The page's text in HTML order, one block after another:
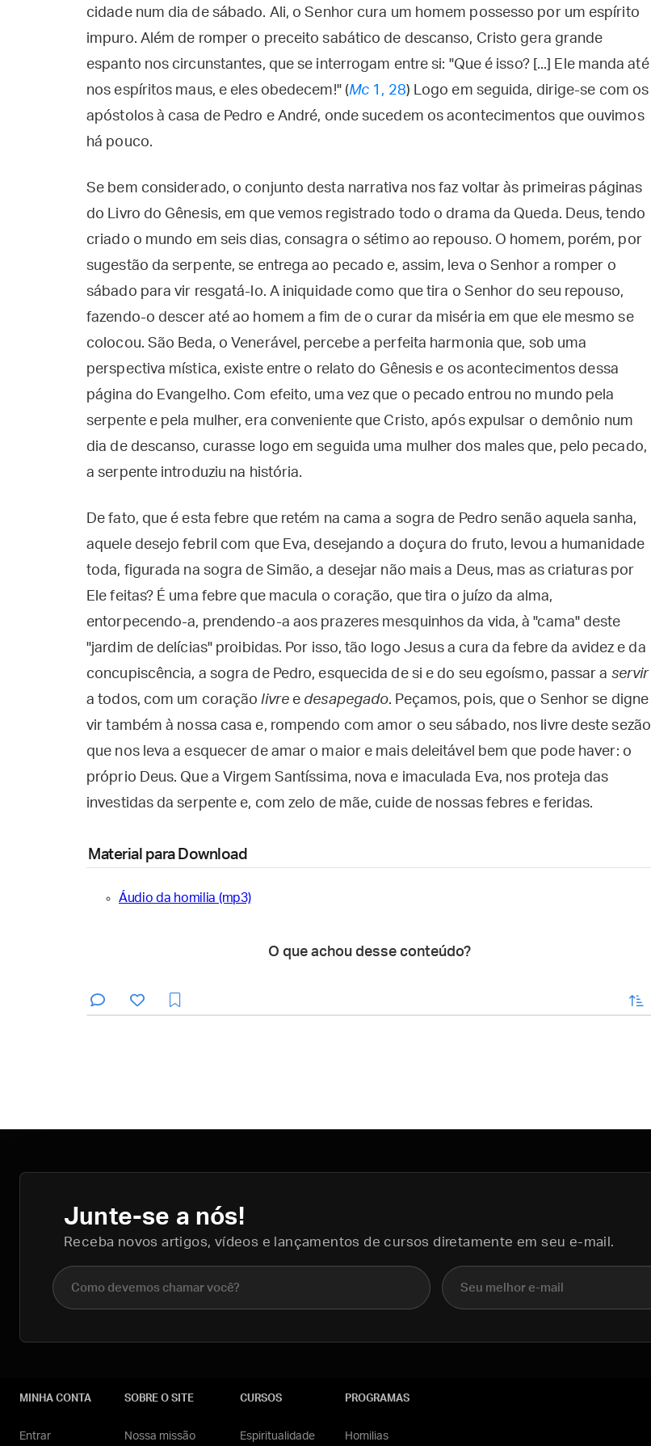
cidade num dia de sábado. Ali, o Senhor cura um homem possesso por um espírito
impuro. Além de romper o preceito sabático de descanso, Cristo gera grande
espanto nos circunstantes, que se interrogam entre si: "Que é isso? [...] Ele manda até
nos espíritos maus, e eles obedecem!" (Mc 1, 28) Logo em seguida, dirige-se com os
apóstolos à casa de Pedro e André, onde sucedem os acontecimentos que ouvimos
há pouco.
Se bem considerado, o conjunto desta narrativa nos faz voltar às primeiras páginas
do Livro do Gênesis, em que vemos registrado todo o drama da Queda. Deus, tendo
criado o mundo em seis dias, consagra o sétimo ao repouso. O homem, porém, por
sugestão da serpente, se entrega ao pecado e, assim, leva o Senhor a romper o
sábado para vir resgatá-lo. A iniquidade como que tira o Senhor do seu repouso,
fazendo-o descer até ao homem a fim de o curar da miséria em que ele mesmo se
colocou. São Beda, o Venerável, percebe a perfeita harmonia que, sob uma
perspectiva mística, existe entre o relato do Gênesis e os acontecimentos dessa
página do Evangelho. Com efeito, uma vez que o pecado entrou no mundo pela
serpente e pela mulher, era conveniente que Cristo, após expulsar o demônio num
dia de descanso, curasse logo em seguida uma mulher dos males que, pelo pecado,
a serpente introduziu na história.
De fato, que é esta febre que retém na cama a sogra de Pedro senão aquela sanha,
aquele desejo febril com que Eva, desejando a doçura do fruto, levou a humanidade
toda, figurada na sogra de Simão, a desejar não mais a Deus, mas as criaturas por
Ele feitas? É uma febre que macula o coração, que tira o juízo da alma,
entorpecendo-a, prendendo-a aos prazeres mesquinhos da vida, à "cama" deste
"jardim de delícias" proibidas. Por isso, tão logo Jesus a cura da febre da avidez e da
concupiscência, a sogra de Pedro, esquecida de si e do seu egoísmo, passar a servir
a todos, com um coraçãolivree desapegado. Peçamos, pois, que o Senhor se digne
vir também à nossa casa e, rompendo com amor o seu sábado, nos livre deste sezão
que nos leva a esquecer de amar o maior e mais deleitável bem que pode haver: o
próprio Deus. Que a Virgem Santíssima, nova e imaculada Eva, nos proteja das
investidas da serpente e, com zelo de mãe, cuide de nossas febres e feridas.
Material para Download
Áudio da homilia (mp3)
O que achou desse conteúdo?
enviar
Junte-se a nós!
Receba novos artigos, vídeos e lançamentos de cursos diretamente em seu e-mail.
Nome completo E-mail
MINHA CONTA
Entrar
SOBRE O SITE
Nossa missão
CURSOS
Espiritualidade
PROGRAMAS
Homilias